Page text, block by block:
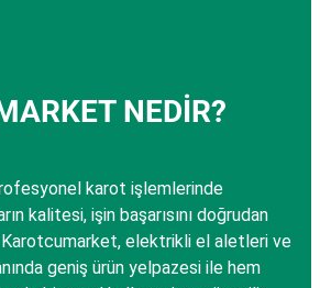
NEDİR?
karot işlemlerinde
kalitesi, işin başarısını doğrudan
elektrikli el aletleri ve
geniş ürün yelpazesi ile hem